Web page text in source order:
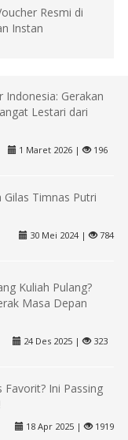
Resmi di
Instan
Indonesia: Gerakan
Lestari dari
1 Maret 2026 | 196
Timnas Putri
30 Mei 2024 | 784
Kuliah Pulang?
Masa Depan
24 Des 2025 | 323
Favorit? Ini Passing
18 Apr 2025 | 1919